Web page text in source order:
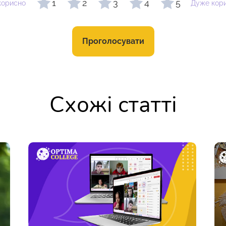
1 2 3 4 5 Дуже
Проголосувати
Схожі статті